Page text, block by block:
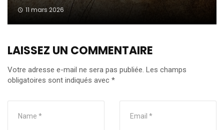
11 mars 2026
LAISSEZ UN COMMENTAIRE
Votre adresse e-mail ne sera pas publiée. Les champs
obligatoires sont indiqués avec *